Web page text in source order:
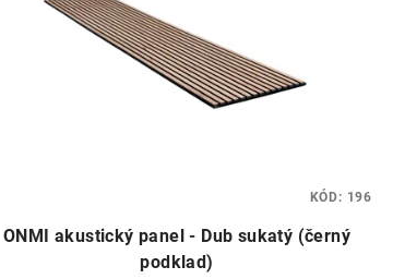
ONMI akustický panel - Dub sukatý (černý
podklad)
KÓD: 196